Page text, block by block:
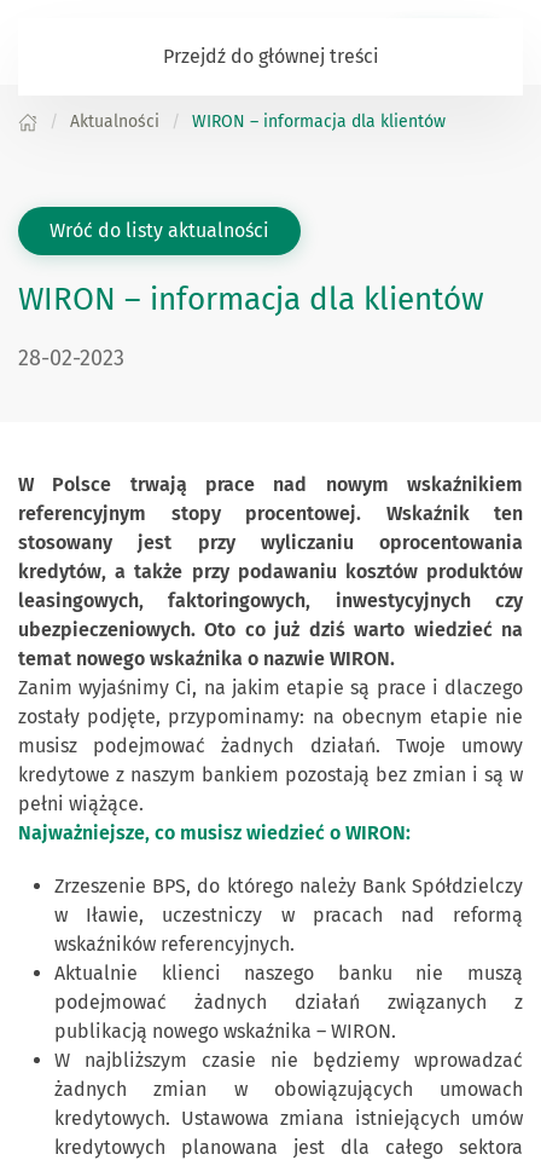
Przejdź do głównej treści
Aktualności WIRON – informacja dla klientów
Wróć do listy aktualności
WIRON – informacja dla klientów
DATA PUBLIKACJI:
28-02-2023
W Polsce trwają prace nad nowym wskaźnikiem
referencyjnym stopy procentowej. Wskaźnik ten
stosowany jest przy wyliczaniu oprocentowania
kredytów, a także przy podawaniu kosztów produktów
leasingowych, faktoringowych, inwestycyjnych czy
ubezpieczeniowych. Oto co już dziś warto wiedzieć na
temat nowego wskaźnika o nazwie WIRON.
Zanim wyjaśnimy Ci, na jakim etapie są prace i dlaczego
zostały podjęte, przypominamy: na obecnym etapie nie
musisz podejmować żadnych działań. Twoje umowy
kredytowe z naszym bankiem pozostają bez zmian i są w
pełni wiążące.
Najważniejsze, co musisz wiedzieć o WIRON:
Zrzeszenie BPS, do którego należy Bank Spółdzielczy
w Iławie, uczestniczy w pracach nad reformą
wskaźników referencyjnych.
Aktualnie klienci naszego banku nie muszą
podejmować żadnych działań związanych z
publikacją nowego wskaźnika – WIRON.
W najbliższym czasie nie będziemy wprowadzać
żadnych zmian w obowiązujących umowach
kredytowych. Ustawowa zmiana istniejących umów
kredytowych planowana jest dla całego sektora